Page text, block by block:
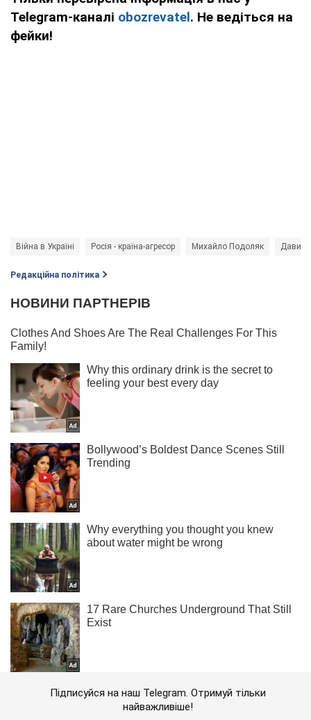
Telegram-каналі obozrevatel. Не ведіться на
фейки!
Війна в Україні Росія - країна-агресор Михайло Подоляк Давид
Редакційна політика
Підписуйся на наш Telegram. Отримуй тільки
найважливіше!